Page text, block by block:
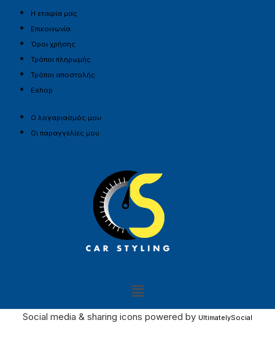
Η εταιρία μας
Επικοινωνία
Όροι χρήσης
Τρόποι πληρωμής
Τρόποι αποστολής
Eshop
Ο λογαριασμός μου
Οι παραγγελίες μου
Social media & sharing icons powered by UltimatelySocial